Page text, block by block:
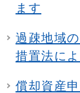
ます
過疎地域
措置法に
償却資産